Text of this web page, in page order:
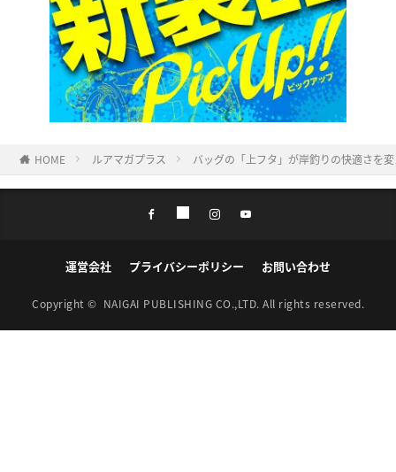
HOME ルアマガプラス バッグの「上フタ」が岸釣りの快適さを
運営会社 プライバシーポリシー お問い合わせ
Copyright © NAIGAI PUBLISHING CO.,LTD. All rights reserved.